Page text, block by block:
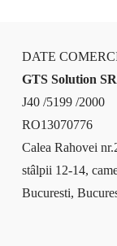
DATE
GTS Solution
J40 /5199 /2000
RO13070776
Calea Rahovei
stâlpii 12-14,
Bucuresti,